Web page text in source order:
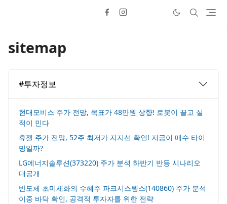
sitemap
#투자정보
현대모비스 주가 전망, 목표가 48만원 상향! 로봇이 끌고 실
적이 민다
휴젤 주가 전망, 52주 최저가 지지선 확인! 지금이 매수 타이
밍일까?
LG에너지솔루션(373220) 주가 분석 하반기 반등 시나리오
대공개
반도체 초미세화의 수혜주 파크시스템스(140860) 주가 분석
이중 바닥 확인, 공격적 투자자를 위한 전략